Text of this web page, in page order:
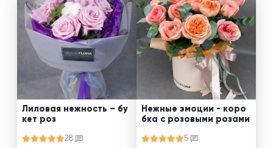
Лиловая нежность – бу
кет роз
28
Нежные эмоции - коро
бка с розовыми розами
5